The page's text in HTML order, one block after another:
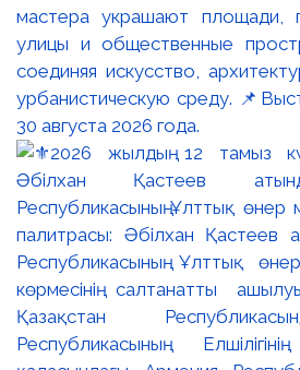
мастера украшают площади,
улицы и общественные
соединяя искусство,
урбанистическую среду.
30 августа 2026 года.